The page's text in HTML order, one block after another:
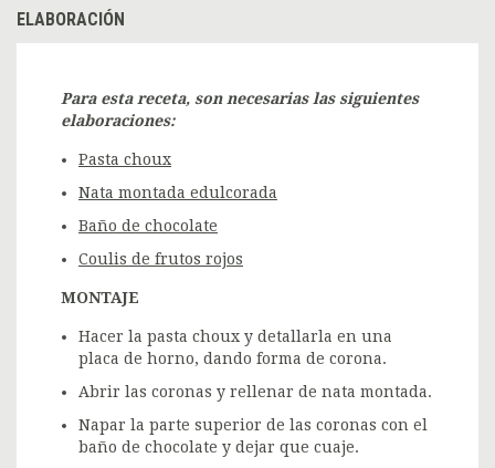
ELABORACIÓN
Para esta receta, son necesarias las siguientes
elaboraciones:
Pasta choux
Nata montada edulcorada
Baño de chocolate
Coulis de frutos rojos
MONTAJE
Hacer la pasta choux y detallarla en una
placa de horno, dando forma de corona.
Abrir las coronas y rellenar de nata montada.
Napar la parte superior de las coronas con el
baño de chocolate y dejar que cuaje.